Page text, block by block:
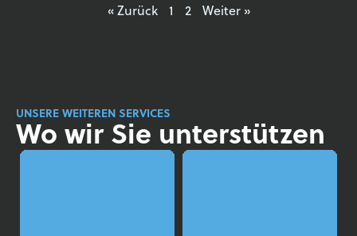
« Zurück 1 2 Weiter »
UNSERE WEITEREN SERVICES
Wo wir Sie unterstützen